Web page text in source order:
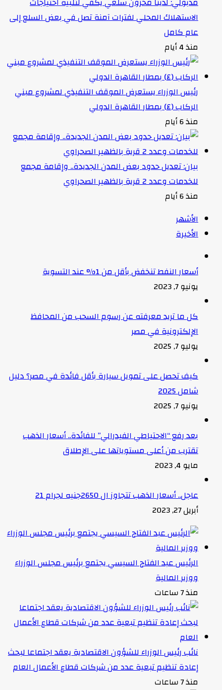
الاستهلاك المحلي لفترات آمنة تصل في بعض السلع إلى
عام كامل
منذ 4 أيام
رئيس الوزراء يستعرض الموقف التنفيذي لمشروع مبني
الركاب (٤) بمطار القاهرة الدولي
منذ 6 أيام
بيان: تعديل حدود بعض المدن الجديدة.. وإقامة مجمع
للخدمات وعدد 2 قرية بالظهير الصحراوي
منذ 6 أيام
الأشهر
الأخيرة
أسعار النفط تنخفض بأقل من 1% عند التسوية
يونيو 7, 2023
كل ما تريد معرفته عن رسوم السحب من المحافظ
الإلكترونية في مصر
يوليو 7, 2025
كيف تحصل على تمويل سيارة بأقل فائدة في مصر؟ دليل
شامل 2025
يونيو 7, 2025
بعد رفع “الاحتياطي الفيدرالي” للفائدة.. أسعار الذهب
تقترب من أعلى مستوياتها على الإطلاق
مايو 4, 2023
عاجل.. أسعار الذهب تتجاوز ال 2650جنيه لجرام 21
أبريل 27, 2023
الرئيس عبد الفتاح السيسي يجتمع برئيس مجلس الوزراء
ووزير المالية
منذ 7 ساعات
نائب رئيس الوزراء للشؤون الاقتصادية يعقد اجتماعا لبحث
إعادة تنظيم تبعية عدد من شركات قطاع الأعمال العام
منذ 7 ساعات